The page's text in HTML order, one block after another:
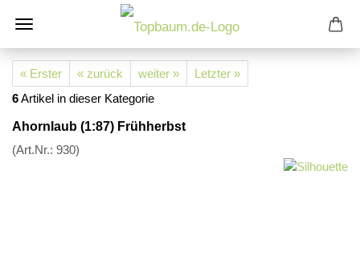
« Erster « zurück weiter »
Letzter »
6Artikel in dieser Kategorie
Ahornlaub (1:87) Frühherbst
(Art.Nr.: 930)